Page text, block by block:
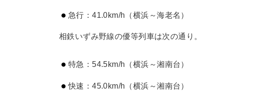
急行：41.0km/h（横浜～海老名）
相鉄いずみ野線の優等列車は次の通り。
特急：54.5km/h（横浜～湘南台）
快速：45.0km/h（横浜～湘南台）